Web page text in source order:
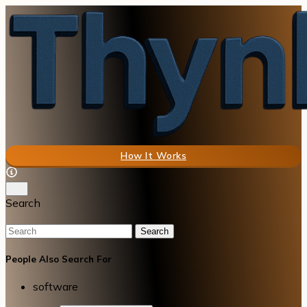
How It Works
Search
Search
People Also Search For
software